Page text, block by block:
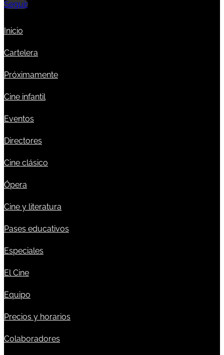
Seguir
Inicio
Cartelera
Próximamente
Cine infantil
Eventos
Directores
Cine clásico
Ópera
Cine y literatura
Pases educativos
Especiales
El Cine
Equipo
Precios y horarios
Colaboradores